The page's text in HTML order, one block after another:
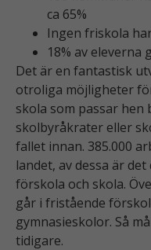
ca 65%
Ingen friskola
18% av
Det är en fantastisk
otroliga möjligheter
skola som passar hen
skolbyråkrater eller
fallet innan. 385.000
landet, av dessa är
förskola och skola.
går i fristående
gymnasieskolor. Så
tidigare.